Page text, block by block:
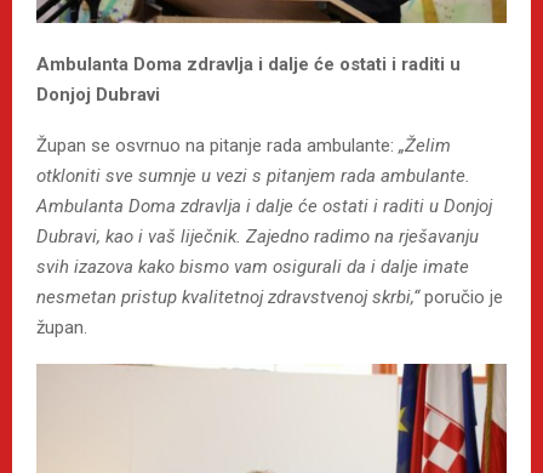
Ambulanta Doma zdravlja i dalje će ostati i raditi u
Donjoj Dubravi
Župan se osvrnuo na pitanje rada ambulante: „Želim
otkloniti sve sumnje u vezi s pitanjem rada ambulante.
Ambulanta Doma zdravlja i dalje će ostati i raditi u Donjoj
Dubravi, kao i vaš liječnik. Zajedno radimo na rješavanju
svih izazova kako bismo vam osigurali da i dalje imate
nesmetan pristup kvalitetnoj zdravstvenoj skrbi,“poručio je
župan.